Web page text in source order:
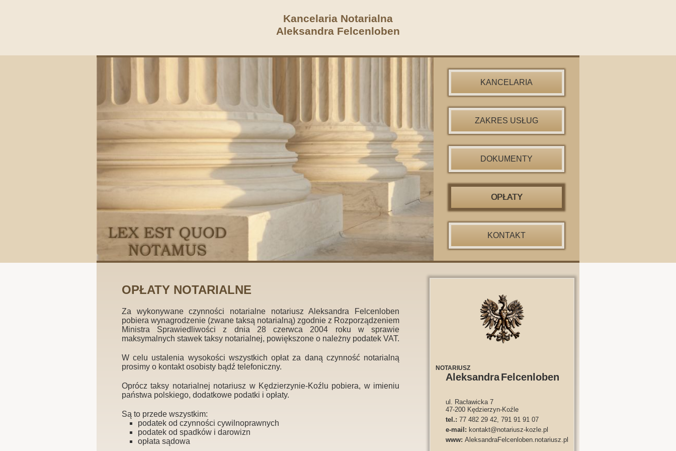
Kancelaria Notarialna
Aleksandra Felcenloben
KANCELARIA
ZAKRES USŁUG
DOKUMENTY
OPŁATY
KONTAKT
OPŁATY NOTARIALNE
Za wykonywane czynności notarialne notariusz Aleksandra Felcenloben
pobiera wynagrodzenie (zwane taksą notarialną) zgodnie z Rozporządzeniem
Ministra Sprawiedliwości z dnia 28 czerwca 2004 roku w sprawie
maksymalnych stawek taksy notarialnej, powiększone o należny podatek VAT.
W celu ustalenia wysokości wszystkich opłat za daną czynność notarialną
prosimy o kontakt osobisty bądź telefoniczny.
Oprócz taksy notarialnej notariusz w Kędzierzynie-Koźlu pobiera, w imieniu
państwa polskiego, dodatkowe podatki i opłaty.
Są to przede wszystkim:
podatek od czynności cywilnoprawnych
podatek od spadków i darowizn
opłata sądowa
NOTARIUSZ
AleksandraFelcenloben
ul. Racławicka 7
47-200 Kędzierzyn-Koźle
tel.: 77 482 29 42, 791 91 91 07
e-mail: kontakt@notariusz-kozle.pl
www: AleksandraFelcenloben.notariusz.pl